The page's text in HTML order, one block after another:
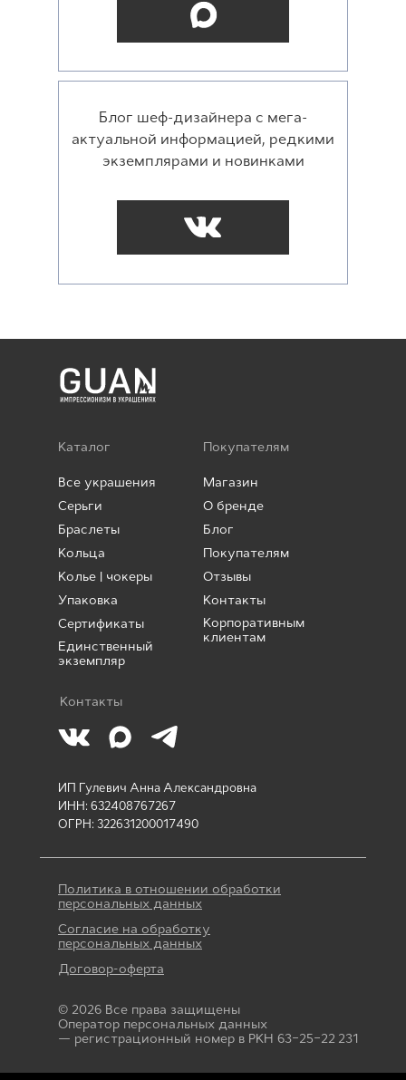
Блог шеф-дизайнера с мега-
актуальной информацией, редкими
экземплярами и новинками
Договор-оферта
Согласие на обработку
персональных данных
Политика в отношении обработки
персональных данных
© 2026 Все права защищены
Оператор персональных данных
— регистрационный номер в РКН 63−25−22 231
Каталог
Все украшения
Покупателям
Серьги
Браслеты
Кольца
Колье | чокеры
Упаковка
Сертификаты
Единственный
экземпляр
Магазин
О бренде
Блог
Покупателям
Отзывы
Контакты
Корпоративным
клиентам
ИП Гулевич Анна Александровна
ИНН: 632408767267
ОГРН: 322631200017490
Контакты